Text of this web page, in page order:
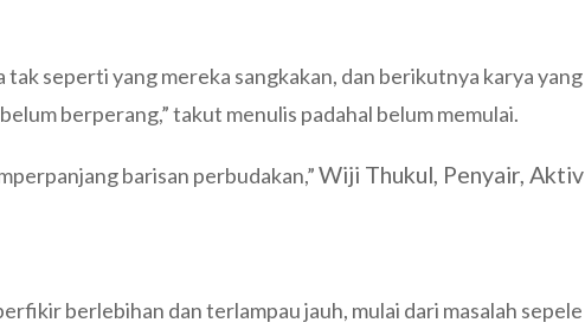
seperti yang mereka sangkakan, dan berikutnya karya
berperang,” takut menulis padahal belum memulai.
barisan perbudakan,”Wiji Thukul, Penyair,
berlebihan dan terlampau jauh, mulai dari masalah